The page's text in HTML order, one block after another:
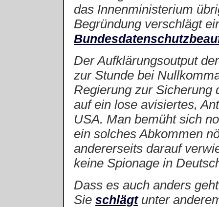
das Innenministerium
Begründung verschlägt
Der Aufklärungsoutput
zur Stunde bei
Regierung zur Sicherung
auf ein lose avisiertes,
USA. Man bemüht sich
ein solches Abkommen
andererseits darauf
keine Spionage in
Dass es auch anders
Sie schlägtunter